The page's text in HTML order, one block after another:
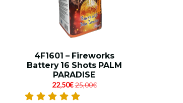
4F1601 – Fireworks
Battery 16 Shots PALM
PARADISE
22,50€25,00€